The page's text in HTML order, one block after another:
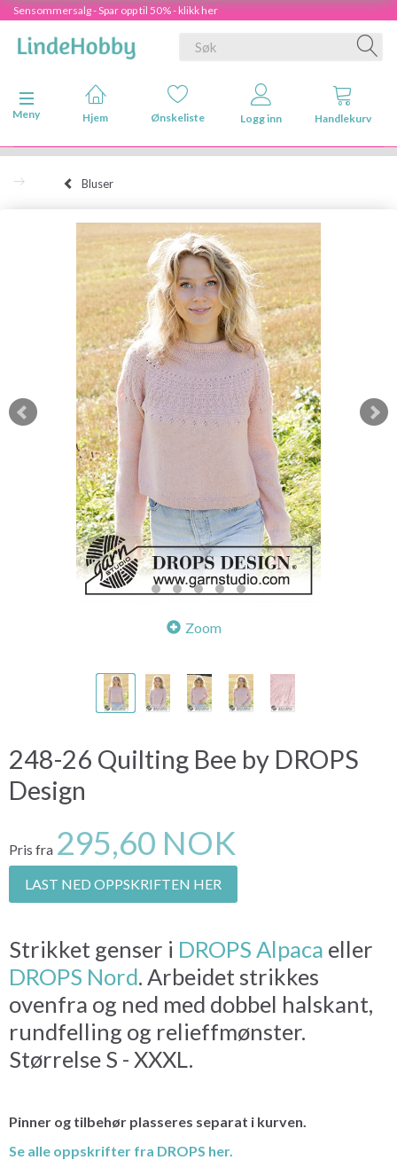
Sensommersalg - Spar opp til 50% - klikk her
Veksle navigasjon
Meny
Hjem Ønskeliste Logg inn Handlekurv
Bluser
Zoom
248-26 Quilting Bee by DROPS
Design
Pris fra 295,60 NOK
LAST NED OPPSKRIFTEN HER
Strikket genser i DROPS Alpaca eller
DROPS Nord. Arbeidet strikkes
ovenfra og ned med dobbel halskant,
rundfelling og relieffmønster.
Størrelse S - XXXL.
Pinner og tilbehør plasseres separat i kurven.
Se alle oppskrifter fra DROPS her.